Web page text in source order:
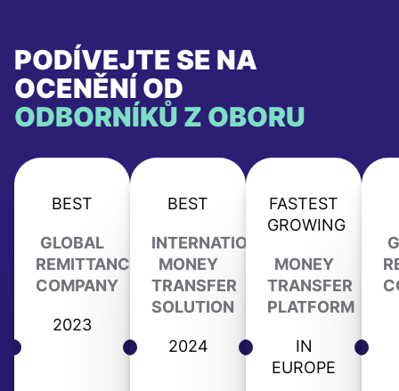
PODÍVEJTE SE NA
OCENĚNÍ OD
ODBORNÍKŮ Z OBORU
BEST
GLOBAL
REMITTANCE
COMPANY
2023
BEST
INTERNATIONAL
MONEY
TRANSFER
SOLUTION
2024
FASTEST
GROWING
MONEY
TRANSFER
PLATFORM
IN
EUROPE